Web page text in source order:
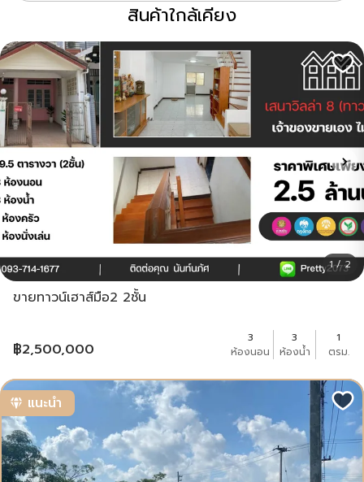
สินค้าใกล้เคียง
1 / 2
ขายทาวน์เฮาส์มือ2 2ชั้น
฿2,500,000
3
ห้องนอน
3
ห้องน้ำ
1
ตรม.
แนะนำ